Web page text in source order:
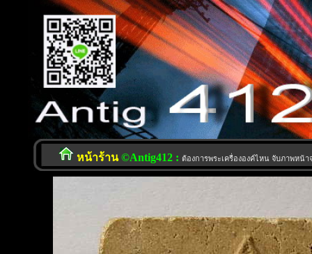
หน้าร้าน©Antig412 : ต้องการพระเครื่ององค์ไหน จับภาพหน้า